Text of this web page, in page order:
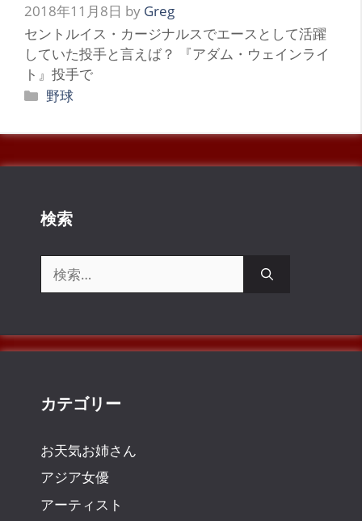
2018年11月8日 by Greg
セントルイス・カージナルスでエースとして活躍
していた投手と言えば？ 『アダム・ウェインライ
ト』投手で
カ
ゴ
野球
検索
索:
カテゴリー
お天気お姉さん
アジア女優
アーティスト